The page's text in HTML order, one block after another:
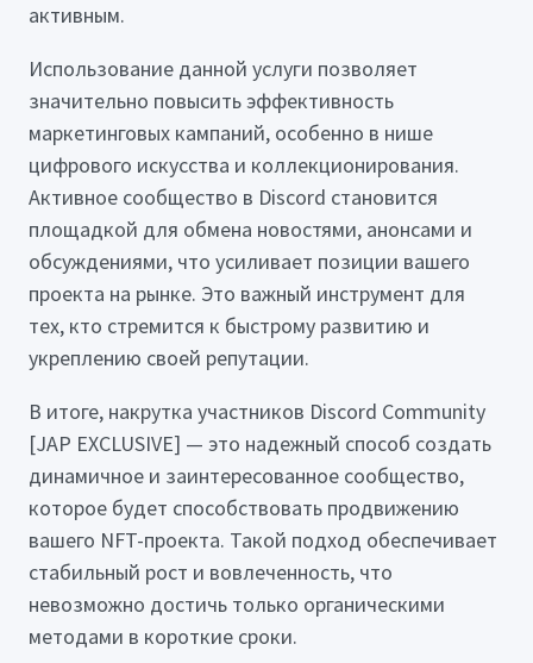
активным.
Использование данной услуги позволяет
значительно повысить эффективность
маркетинговых кампаний, особенно в нише
цифрового искусства и коллекционирования.
Активное сообщество в Discord становится
площадкой для обмена новостями, анонсами и
обсуждениями, что усиливает позиции вашего
проекта на рынке. Это важный инструмент для
тех, кто стремится к быстрому развитию и
укреплению своей репутации.
В итоге, накрутка участников Discord Community
[JAP EXCLUSIVE] — это надежный способ создать
динамичное и заинтересованное сообщество,
которое будет способствовать продвижению
вашего NFT-проекта. Такой подход обеспечивает
стабильный рост и вовлеченность, что
невозможно достичь только органическими
методами в короткие сроки.